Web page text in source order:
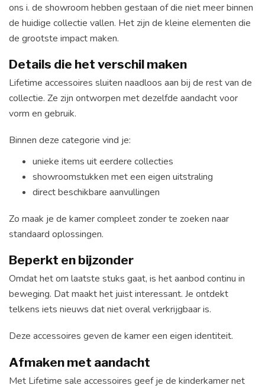
ons i. de showroom hebben gestaan of die niet meer binnen
de huidige collectie vallen. Het zijn de kleine elementen die
de grootste impact maken.
Details die het verschil maken
Lifetime accessoires sluiten naadloos aan bij de rest van de
collectie. Ze zijn ontworpen met dezelfde aandacht voor
vorm en gebruik.
Binnen deze categorie vind je:
unieke items uit eerdere collecties
showroomstukken met een eigen uitstraling
direct beschikbare aanvullingen
Zo maak je de kamer compleet zonder te zoeken naar
standaard oplossingen.
Beperkt en bijzonder
Omdat het om laatste stuks gaat, is het aanbod continu in
beweging. Dat maakt het juist interessant. Je ontdekt
telkens iets nieuws dat niet overal verkrijgbaar is.
Deze accessoires geven de kamer een eigen identiteit.
Afmaken met aandacht
Met Lifetime sale accessoires geef je de kinderkamer net